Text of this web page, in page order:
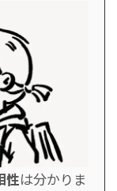
性は分かりま